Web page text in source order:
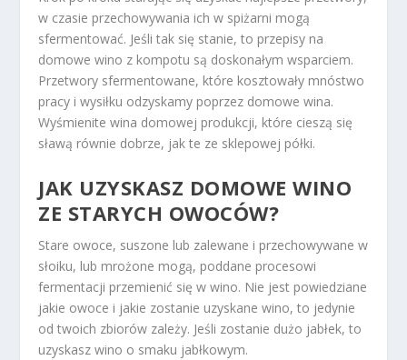
w czasie przechowywania ich w spiżarni mogą
sfermentować. Jeśli tak się stanie, to przepisy na
domowe wino z kompotu są doskonałym wsparciem.
Przetwory sfermentowane, które kosztowały mnóstwo
pracy i wysiłku odzyskamy poprzez domowe wina.
Wyśmienite wina domowej produkcji, które cieszą się
sławą równie dobrze, jak te ze sklepowej półki.
JAK UZYSKASZ DOMOWE WINO
ZE STARYCH OWOCÓW?
Stare owoce, suszone lub zalewane i przechowywane w
słoiku, lub mrożone mogą, poddane procesowi
fermentacji przemienić się w wino. Nie jest powiedziane
jakie owoce i jakie zostanie uzyskane wino, to jedynie
od twoich zbiorów zależy. Jeśli zostanie dużo jabłek, to
uzyskasz wino o smaku jabłkowym.